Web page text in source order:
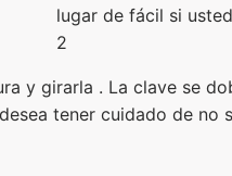
lugar de fácil si
2
y girarla . La clave se
tener cuidado de no